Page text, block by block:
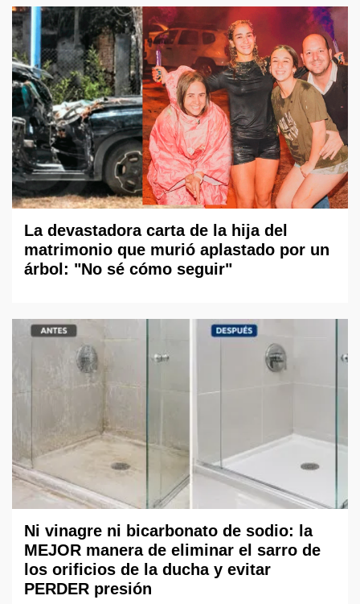
La devastadora carta de la hija del
matrimonio que murió aplastado por un
árbol: "No sé cómo seguir"
Ni vinagre ni bicarbonato de sodio: la
MEJOR manera de eliminar el sarro de
los orificios de la ducha y evitar
PERDER presión